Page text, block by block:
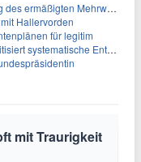
Mehrwertsteuersatzes
Hallervorden
für legitim
Entwässerung
mit Traurigkeit